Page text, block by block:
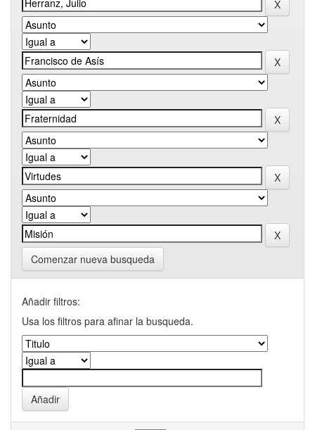
Comenzar nueva busqueda
Añadir filtros:
Usa los filtros para afinar la busqueda.